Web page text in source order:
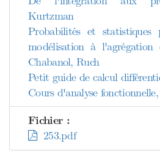
Kurtzman
Probabilités et statistiques
modélisation à l'agrégation
Chabanol, Ruch
Petit guide de calcul
Cours d'analyse
Fichier :
253.pdf